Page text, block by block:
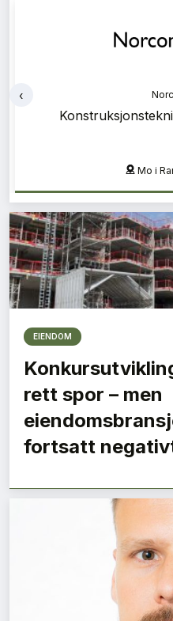
Mo i
‹
EIENDOM
rett spor – men
fortsatt